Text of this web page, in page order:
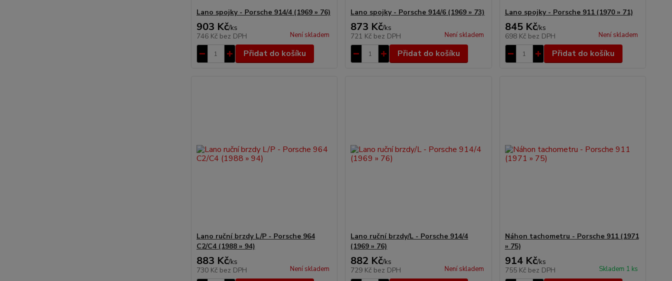
Lano spojky - Porsche 914/4 (1969 » 76)
903 Kč/ks
746 Kč bez DPH Není skladem
Přidat do košíku
Lano spojky - Porsche 914/6 (1969 » 73)
873 Kč/ks
721 Kč bez DPH Není skladem
Přidat do košíku
Lano spojky - Porsche 911 (1970 » 71)
845 Kč/ks
698 Kč bez DPH Není skladem
Přidat do košíku
Lano ruční brzdy L/P - Porsche 964
C2/C4 (1988 » 94)
883 Kč/ks
730 Kč bez DPH Není skladem
Lano ruční brzdy/L - Porsche 914/4
(1969 » 76)
882 Kč/ks
729 Kč bez DPH Není skladem
Náhon tachometru - Porsche 911 (1971
» 75)
914 Kč/ks
755 Kč bez DPH Skladem 1 ks